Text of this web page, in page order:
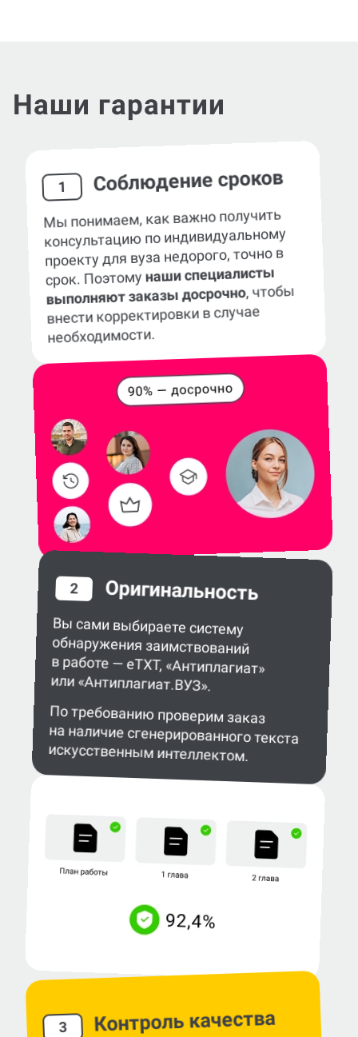
Наши гарантии
1 Соблюдение сроков
Мы понимаем, как важно получить
консультацию по индивидуальному
проекту для вуза недорого, точно в
срок. Поэтомунаши специалисты
выполняют заказы досрочно, чтобы
внести корректировки в случае
необходимости.
2 Оригинальность
Вы сами выбираете систему
обнаружения заимствований
в работе — eTXT, «Антиплагиат»
или «Антиплагиат.ВУЗ».
По требованию проверим заказ
на наличие сгенерированного текста
искусственным интеллектом.
3 Контроль качества